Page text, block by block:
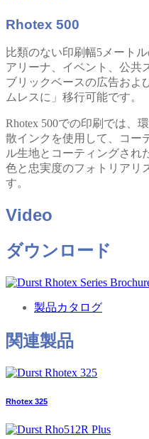
Rhotex 500
比類のない印刷幅5メートル
アリーナ、イベント、公共
ブリックベースの広告およ
ムレスに」移行可能です。
Rhotex 500での印刷では、
散インクを使用して、コー
ル生地とコーティングされ
色と忠実度のフォトリアリ
す。
Video
ダウンロード
製品カタログ
関連製品
Rhotex 325